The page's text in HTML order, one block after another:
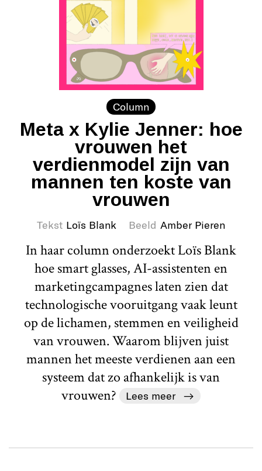
Column
Meta x Kylie Jenner: hoe
vrouwen het
verdienmodel zijn van
mannen ten koste van
vrouwen
Tekst Loïs Blank Beeld Amber Pieren
In haar column onderzoekt Loïs Blank
hoe smart glasses, AI-assistenten en
marketingcampagnes laten zien dat
technologische vooruitgang vaak leunt
op de lichamen, stemmen en veiligheid
van vrouwen. Waarom blijven juist
mannen het meeste verdienen aan een
systeem dat zo afhankelijk is van
vrouwen?
Lees meer